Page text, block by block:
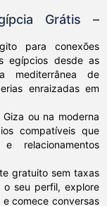
Grátis –
para conexões
egípcios desde as
mediterrânea de
enraizadas em
ou na moderna
compatíveis que
relacionamentos
gratuito sem taxas
o seu perfil, explore
comece conversas